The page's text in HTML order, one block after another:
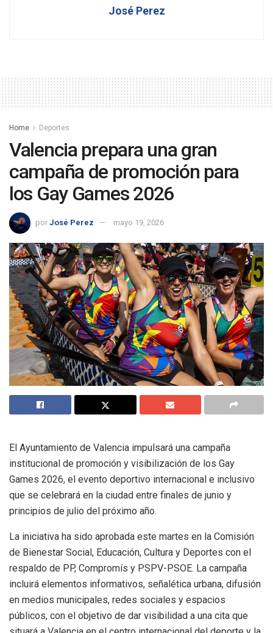
José Perez
Home Deportes
Valencia prepara una gran
campaña de promoción para
los Gay Games 2026
por José Perez mayo 19, 2026
El Ayuntamiento de Valencia impulsará una campaña
institucional de promoción y visibilización de los Gay
Games 2026, el evento deportivo internacional e inclusivo
que se celebrará en la ciudad entre finales de junio y
principios de julio del próximo año.
La iniciativa ha sido aprobada este martes en la Comisión
de Bienestar Social, Educación, Cultura y Deportes con el
respaldo de PP, Compromís y PSPV-PSOE. La campaña
incluirá elementos informativos, señalética urbana, difusión
en medios municipales, redes sociales y espacios
públicos, con el objetivo de dar visibilidad a una cita que